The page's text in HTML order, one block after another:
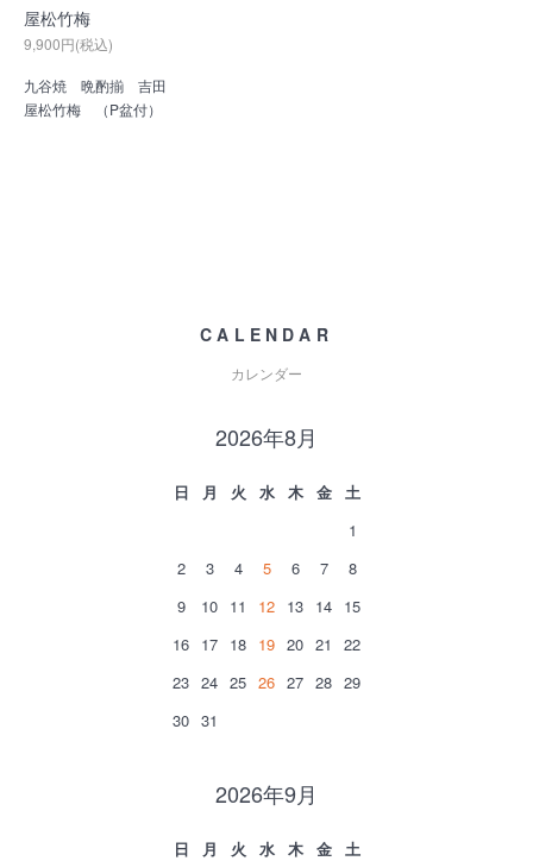
屋松竹梅
9,900円(税込)
九谷焼 晩酌揃 吉田
屋松竹梅 （P盆付）
CALENDAR
カレンダー
2026年8月
日 月 火 水 木 金
土
1
2
3 4 5 6 7
8
9
10 11 12 13 14 15
16 17 18 19 20 21
22
23 24 25 26 27 28 29
30 31
2026年9月
日 月 火 水 木 金
土